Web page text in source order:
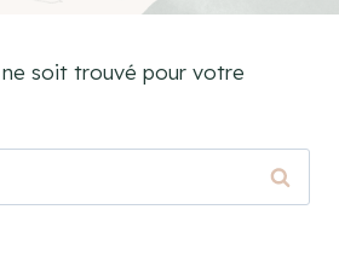
soit trouvé pour votre